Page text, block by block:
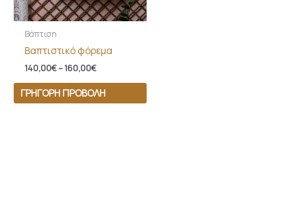
Βάπτιση
Βαπτιστικό φόρεμα
140,00€–160,00€
ΓΡΉΓΟΡΗ ΠΡΟΒΟΛΉ